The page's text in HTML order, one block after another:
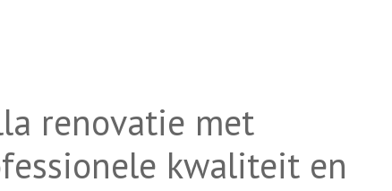
renovatie met
kwaliteit en